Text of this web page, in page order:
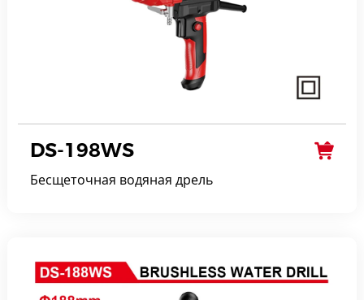
DS-198WS
Бесщеточная водяная дрель